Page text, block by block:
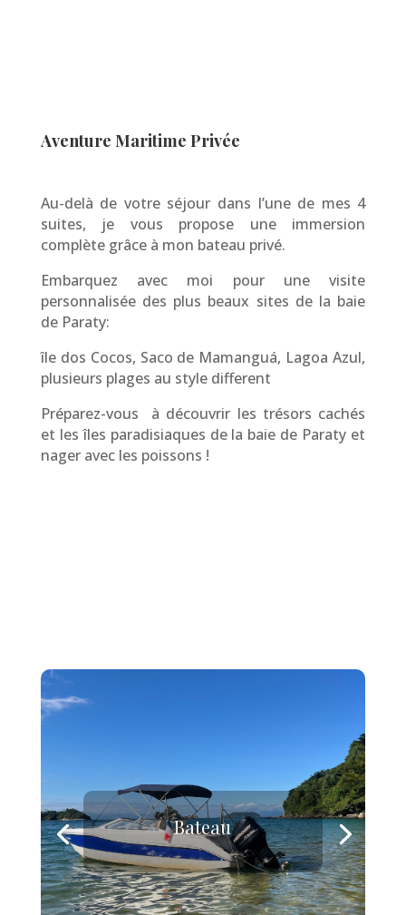
Aventure Maritime Privée
Au-delà de votre séjour dans l’une de mes 4
suites, je vous propose une immersion
complète grâce à mon bateau privé.
Embarquez avec moi pour une visite
personnalisée des plus beaux sites de la baie
de Paraty:
île dos Cocos, Saco de Mamanguá, Lagoa Azul,
plusieurs plages au style different
Préparez-vous à découvrir les trésors cachés
et les îles paradisiaques de la baie de Paraty et
nager avec les poissons !
Bateau